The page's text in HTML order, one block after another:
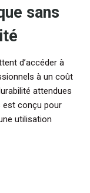
sans
d’accéder à
à un coût
attendues
est conçu pour
utilisation